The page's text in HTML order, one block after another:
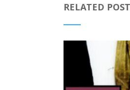
RELATED